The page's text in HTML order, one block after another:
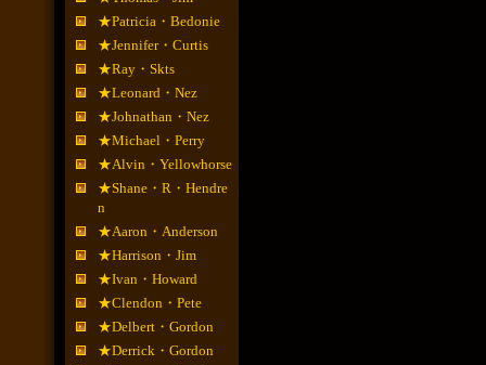
★Patricia・Bedonie
★Jennifer・Curtis
★Ray・Skts
★Leonard・Nez
★Johnathan・Nez
★Michael・Perry
★Alvin・Yellowhorse
★Shane・R・Hendre
n
★Aaron・Anderson
★Harrison・Jim
★Ivan・Howard
★Clendon・Pete
★Delbert・Gordon
★Derrick・Gordon